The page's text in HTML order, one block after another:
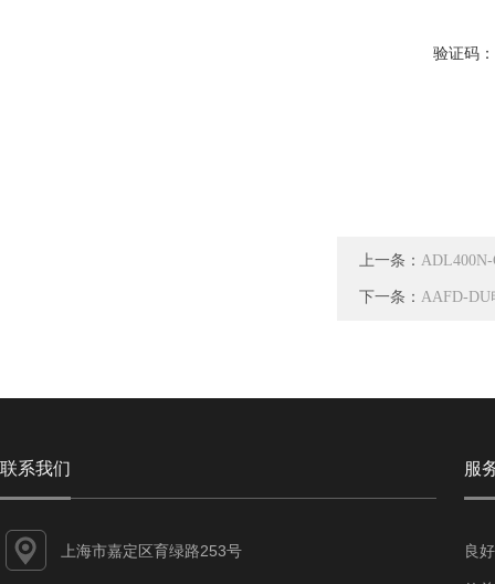
验证码：
上一条：
下一条： AAFD-DU
联系我们
上海市嘉定区育绿路253号
服
良